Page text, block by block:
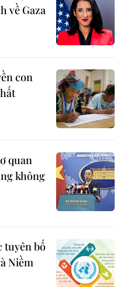
về Gaza
con
quan
không
tuyên bố
Niềm